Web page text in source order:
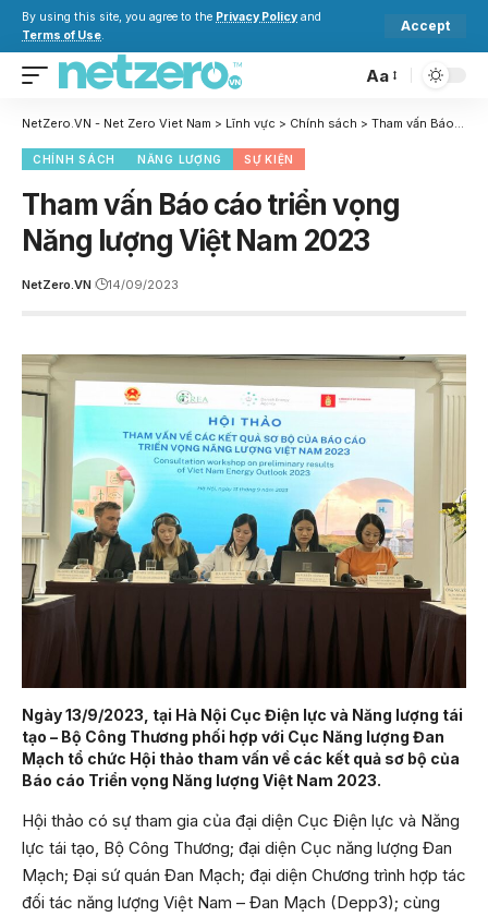
By using this site, you agree to the Privacy Policy and
Terms of Use.
Accept
Aa
NetZero.VN - Net Zero Viet Nam > Lĩnh vực > Chính sách > Tham vấn Báo cáo triển vọng Năng lượng Việt Nam 2023
CHÍNH SÁCH NĂNG LƯỢNG SỰ KIỆN
Tham vấn Báo cáo triển vọng
Năng lượng Việt Nam 2023
NetZero.VN 14/09/2023
Ngày 13/9/2023, tại Hà Nội Cục Điện lực và Năng lượng tái
tạo – Bộ Công Thương phối hợp với Cục Năng lượng Đan
Mạch tổ chức Hội thảo tham vấn về các kết quả sơ bộ của
Báo cáo Triển vọng Năng lượng Việt Nam 2023.
Hội thảo có sự tham gia của đại diện Cục Điện lực và Năng
lực tái tạo, Bộ Công Thương; đại diện Cục năng lượng Đan
Mạch; Đại sứ quán Đan Mạch; đại diện Chương trình hợp tác
đối tác năng lượng Việt Nam – Đan Mạch (Depp3); cùng